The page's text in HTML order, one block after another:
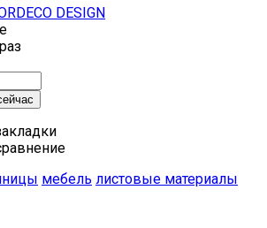
DESIGN
мебель листовые материалы